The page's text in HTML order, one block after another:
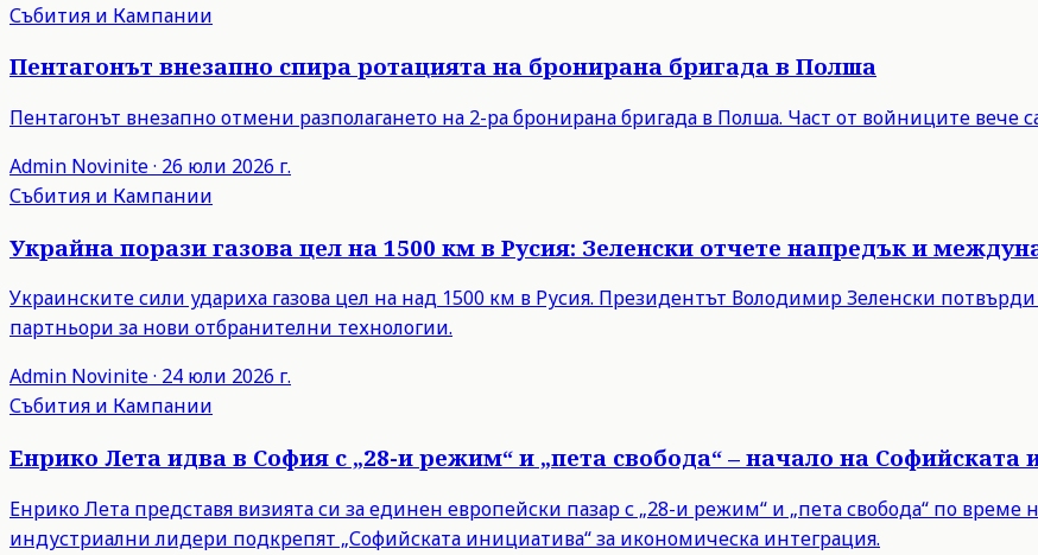
Събития и Кампании
Пентагонът внезапно спира ротацията на бронирана бригада в Полша
Пентагонът внезапно отмени разполагането на 2-ра бронирана бригада в Полша. Част от войниците вече
Admin Novinite· 26 юли 2026 г.
Събития и Кампании
Украйна порази газова цел на 1500 км в Русия: Зеленски отчете напредък и
Украинските сили удариха газова цел на над 1500 км в Русия. Президентът Володимир Зеленски
партньори за нови отбранителни технологии.
Admin Novinite· 24 юли 2026 г.
Събития и Кампании
Енрико Лета идва в София с „28-и режим“ и „пета свобода“ – начало на Софийската
Енрико Лета представя визията си за единен европейски пазар с „28-и режим“ и „пета свобода“ по време
индустриални лидери подкрепят „Софийската инициатива“ за икономическа интеграция.